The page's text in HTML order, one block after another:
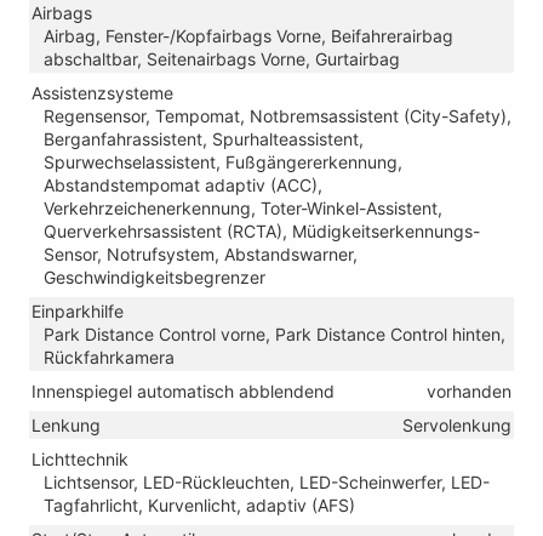
Airbags
Airbag, Fenster-/Kopfairbags Vorne, Beifahrerairbag
abschaltbar, Seitenairbags Vorne, Gurtairbag
Assistenzsysteme
Regensensor, Tempomat, Notbremsassistent (City-Safety),
Berganfahrassistent, Spurhalteassistent,
Spurwechselassistent, Fußgängererkennung,
Abstandstempomat adaptiv (ACC),
Verkehrzeichenerkennung, Toter-Winkel-Assistent,
Querverkehrsassistent (RCTA), Müdigkeitserkennungs-
Sensor, Notrufsystem, Abstandswarner,
Geschwindigkeitsbegrenzer
Einparkhilfe
Park Distance Control vorne, Park Distance Control hinten,
Rückfahrkamera
Innenspiegel automatisch abblendend
vorhanden
Lenkung
Servolenkung
Lichttechnik
Lichtsensor, LED-Rückleuchten, LED-Scheinwerfer, LED-
Tagfahrlicht, Kurvenlicht, adaptiv (AFS)